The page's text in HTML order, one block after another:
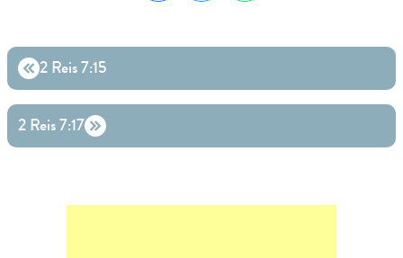
2 Reis 7:15
2 Reis 7:17